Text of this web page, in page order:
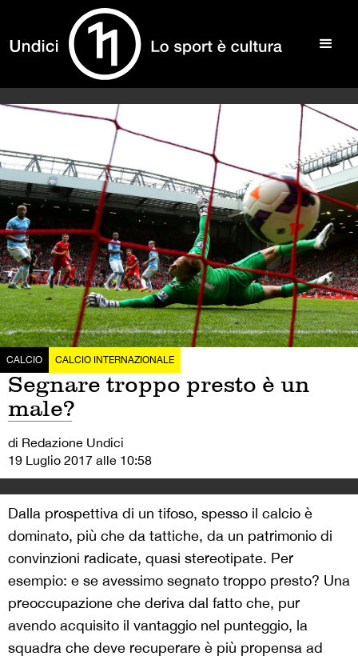
CALCIO CALCIO INTERNAZIONALE
Segnare troppo presto è un
male?
di Redazione Undici
19 Luglio 2017 alle 10:58
Dalla prospettiva di un tifoso, spesso il calcio è
dominato, più che da tattiche, da un patrimonio di
convinzioni radicate, quasi stereotipate. Per
esempio: e se avessimo segnato troppo presto? Una
preoccupazione che deriva dal fatto che, pur
avendo acquisito il vantaggio nel punteggio, la
squadra che deve recuperare è più propensa ad